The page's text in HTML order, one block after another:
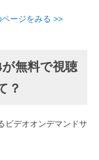
ージをみる >>
無料で視聴
？
ビデオオンデマンドサ